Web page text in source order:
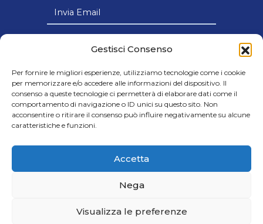
Gestisci Consenso
Per fornire le migliori esperienze, utilizziamo tecnologie come i cookie
per memorizzare e/o accedere alle informazioni del dispositivo. Il
consenso a queste tecnologie ci permetterà di elaborare dati come il
comportamento di navigazione o ID unici su questo sito. Non
acconsentire o ritirare il consenso può influire negativamente su alcune
caratteristiche e funzioni.
Accetta
Nega
Visualizza le preferenze
Invia Email
Link Utili
© 2024 Cobar s.p.a - Società con Socio
Unico soggetta all’attività di Direzione e
C.F. e P.IVA IT06605700720